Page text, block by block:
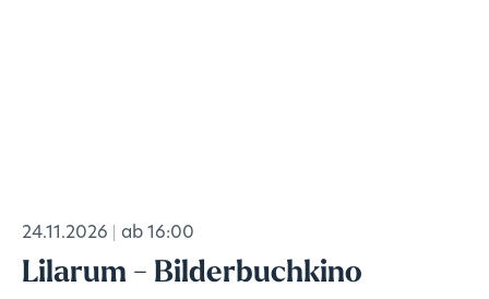
24.11.2026 ab 16:00
Lilarum - Bilderbuchkino